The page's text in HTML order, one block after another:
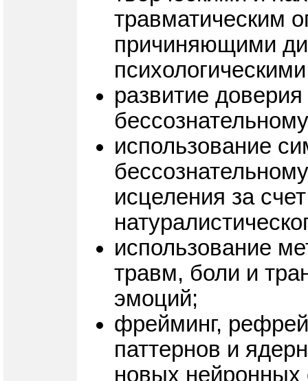
травматическим
причиняющими
развитие
использование
исцеления за
использование
травм, боли и
эмоций;
фрейминг,
паттернов и
новых нейронных